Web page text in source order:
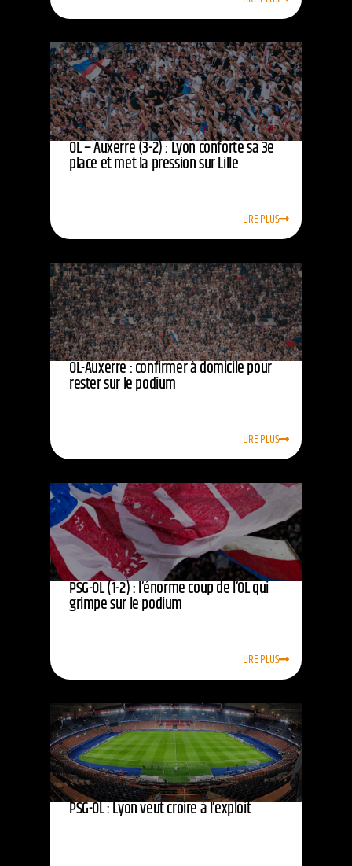
OL – Auxerre (3-2) : Lyon conforte sa 3e
place et met la pression sur Lille
LIRE PLUS
OL-Auxerre : confirmer à domicile pour
rester sur le podium
LIRE PLUS
PSG-OL (1-2) : l’énorme coup de l’OL qui
grimpe sur le podium
LIRE PLUS
PSG-OL : Lyon veut croire à l’exploit